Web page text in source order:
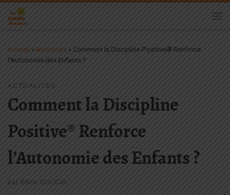
Passer au contenu
Accueil » Actualités » Comment la Discipline Positive® Renforce
l’Autonomie des Enfants ?
ACTUALITÉS
Comment la Discipline
Positive® Renforce
l’Autonomie des Enfants ?
par Edna GUCCIA